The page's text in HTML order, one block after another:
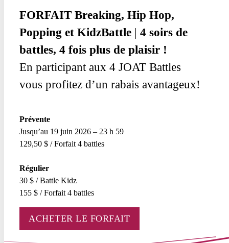
FORFAIT Breaking, Hip Hop,
Popping et KidzBattle | 4 soirs de
battles, 4 fois plus de plaisir !
En participant aux 4 JOAT Battles
vous profitez d’un rabais avantageux!
Prévente
Jusqu’au 19 juin 2026 – 23 h 59
129,50 $ / Forfait 4 battles
Régulier
30 $ / Battle Kidz
155 $ / Forfait 4 battles
ACHETER LE FORFAIT